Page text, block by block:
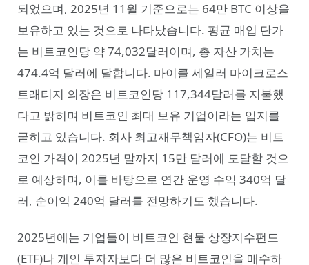
되었으며, 2025년 11월 기준으로는 64만 BTC 이상을
보유하고 있는 것으로 나타났습니다. 평균 매입 단가
는 비트코인당 약 74,032달러이며, 총 자산 가치는
474.4억 달러에 달합니다. 마이클 세일러 마이크로스
트래티지 의장은 비트코인당 117,344달러를 지불했
다고 밝히며 비트코인 최대 보유 기업이라는 입지를
굳히고 있습니다. 회사 최고재무책임자(CFO)는 비트
코인 가격이 2025년 말까지 15만 달러에 도달할 것으
로 예상하며, 이를 바탕으로 연간 운영 수익 340억 달
러, 순이익 240억 달러를 전망하기도 했습니다.
2025년에는 기업들이 비트코인 현물 상장지수펀드
(ETF)나 개인 투자자보다 더 많은 비트코인을 매수하